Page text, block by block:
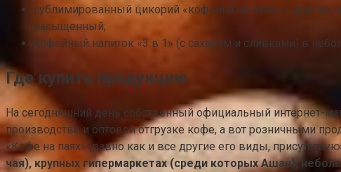
сублимированный цикорий «кофейня на паях» — для
насыщенный;
кофейный напиток «3 в 1» (с сахаром и сливками) в
Где купить продукцию
На сегодняшний день собственный официальный интернет-
производстве и оптовой отгрузке кофе, а вот розничными
«Кофе на паях» (равно как и все другие его виды,
чая), крупных гипермаркетах (среди которых Ашан),